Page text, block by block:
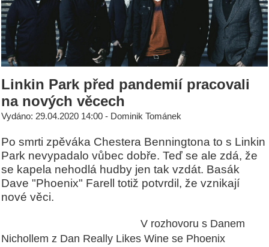
Linkin Park před pandemií pracovali
na nových věcech
Vydáno: 29.04.2020 14:00 - Dominik Tománek
Po smrti zpěváka Chestera Benningtona to s Linkin
Park nevypadalo vůbec dobře. Teď se ale zdá, že
se kapela nehodlá hudby jen tak vzdát. Basák
Dave "Phoenix" Farell totiž potvrdil, že vznikají
nové věci.
V rozhovoru s Danem
Nichollem z Dan Really Likes Wine se Phoenix